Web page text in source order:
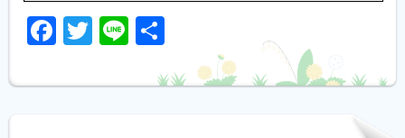
Facebook
Twitter
Line